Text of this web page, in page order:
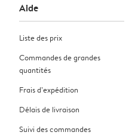
Aide
Liste des prix
Commandes de grandes
quantités
Frais d’expédition
Délais de livraison
Suivi des commandes